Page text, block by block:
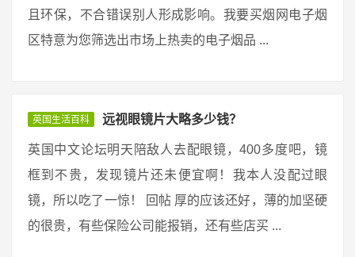
且环保，不合错误别人形成影响。我要买烟网电子烟
区特意为您筛选出市场上热卖的电子烟品 ...
英国生活百科 远视眼镜片大略多少钱？
英国中文论坛明天陪敌人去配眼镜，400多度吧，镜
框到不贵，发现镜片还未便宜啊！我本人没配过眼
镜，所以吃了一惊！ 回帖 厚的应该还好，薄的加坚硬
的很贵，有些保险公司能报销，还有些店买 ...